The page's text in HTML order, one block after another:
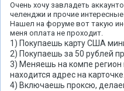
Очень хочу завладеть
челенджи и прочие
Нашел на форуме вот такую
меня оплата не проходит.
1) Покупаешь карту США
2) Покупаешь за 50 рублей
3) Меняешь на компе регион
находится адрес на карточке.
4) Включаешь проксю,